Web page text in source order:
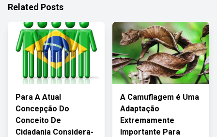
Related Posts
Para A Atual
Concepção Do
Conceito De
Cidadania Considera-
A Camuflagem é Uma
Adaptação
Extremamente
Importante Para